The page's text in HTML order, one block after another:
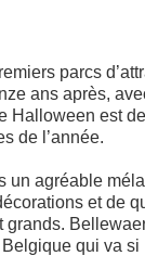
parcs
ans après,
Halloween est
de l’année.
un agréable
et de
grands.
qui va